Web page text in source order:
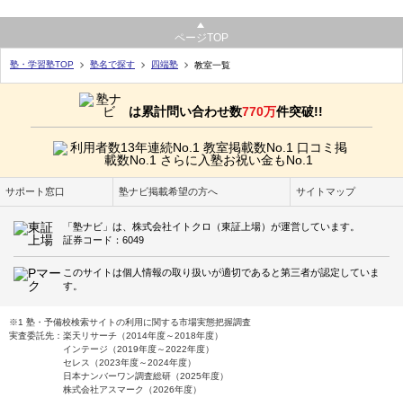
ページTOP
塾・学習塾TOP 塾名で探す 四端塾 教室一覧
は累計問い合わせ数770万件突破!!
サポート窓口 塾ナビ掲載希望の方へ サイトマップ
「塾ナビ」は、株式会社イトクロ（東証上場）が運営しています。
証券コード：6049
このサイトは個人情報の取り扱いが適切であると第三者が認定していま
す。
※1 塾・予備校検索サイトの利用に関する市場実態把握調査
実査委託先：楽天リサーチ（2014年度～2018年度）
インテージ（2019年度～2022年度）
セレス（2023年度～2024年度）
日本ナンバーワン調査総研（2025年度）
株式会社アスマーク（2026年度）